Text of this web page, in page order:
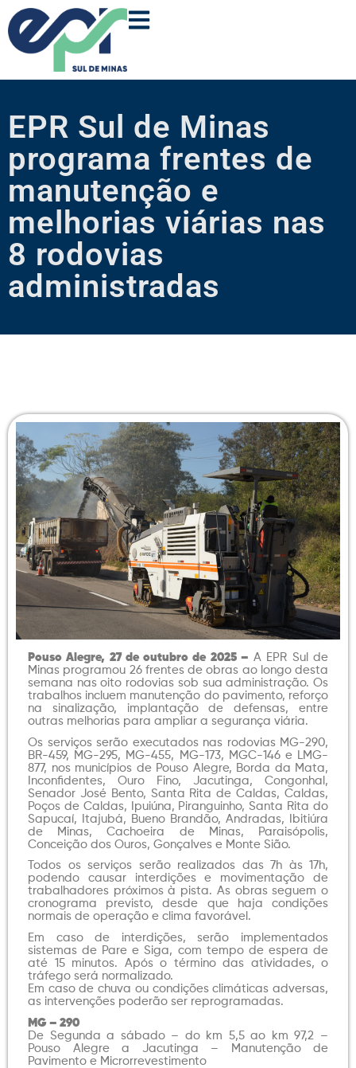
EPR Sul de Minas
programa frentes de
manutenção e
melhorias viárias nas
8 rodovias
administradas
Pouso Alegre, 27 de outubro de 2025 – A EPR Sul de
Minas programou 26 frentes de obras ao longo desta
semana nas oito rodovias sob sua administração. Os
trabalhos incluem manutenção do pavimento, reforço
na sinalização, implantação de defensas, entre
outras melhorias para ampliar a segurança viária.
Os serviços serão executados nas rodovias MG-290,
BR-459, MG-295, MG-455, MG-173, MGC-146 e LMG-
877, nos municípios de Pouso Alegre, Borda da Mata,
Inconfidentes, Ouro Fino, Jacutinga, Congonhal,
Senador José Bento, Santa Rita de Caldas, Caldas,
Poços de Caldas, Ipuiúna, Piranguinho, Santa Rita do
Sapucaí, Itajubá, Bueno Brandão, Andradas, Ibitiúra
de Minas, Cachoeira de Minas, Paraisópolis,
Conceição dos Ouros, Gonçalves e Monte Sião.
Todos os serviços serão realizados das 7h às 17h,
podendo causar interdições e movimentação de
trabalhadores próximos à pista. As obras seguem o
cronograma previsto, desde que haja condições
normais de operação e clima favorável.
Em caso de interdições, serão implementados
sistemas de Pare e Siga, com tempo de espera de
até 15 minutos. Após o término das atividades, o
tráfego será normalizado.
Em caso de chuva ou condições climáticas adversas,
as intervenções poderão ser reprogramadas.
MG – 290
De Segunda a sábado – do km 5,5 ao km 97,2 –
Pouso Alegre a Jacutinga – Manutenção de
Pavimento e Microrrevestimento